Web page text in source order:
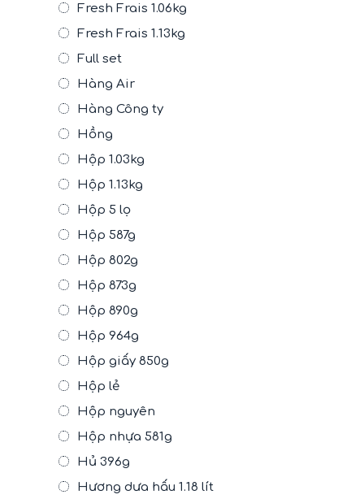
Fresh Frais 1.06kg
Fresh Frais 1.13kg
Full set
Hàng Air
Hàng Công ty
Hồng
Hộp 1.03kg
Hộp 1.13kg
Hộp 5 lọ
Hộp 587g
Hộp 802g
Hộp 873g
Hộp 890g
Hộp 964g
Hộp giấy 850g
Hộp lẻ
Hộp nguyên
Hộp nhựa 581g
Hủ 396g
Hương dưa hấu 1.18 lít